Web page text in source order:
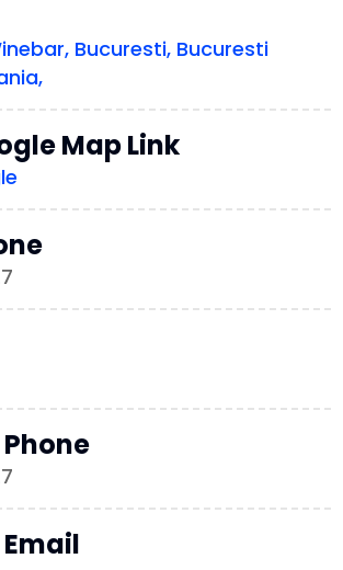
Bucuresti, Bucuresti
Map Link